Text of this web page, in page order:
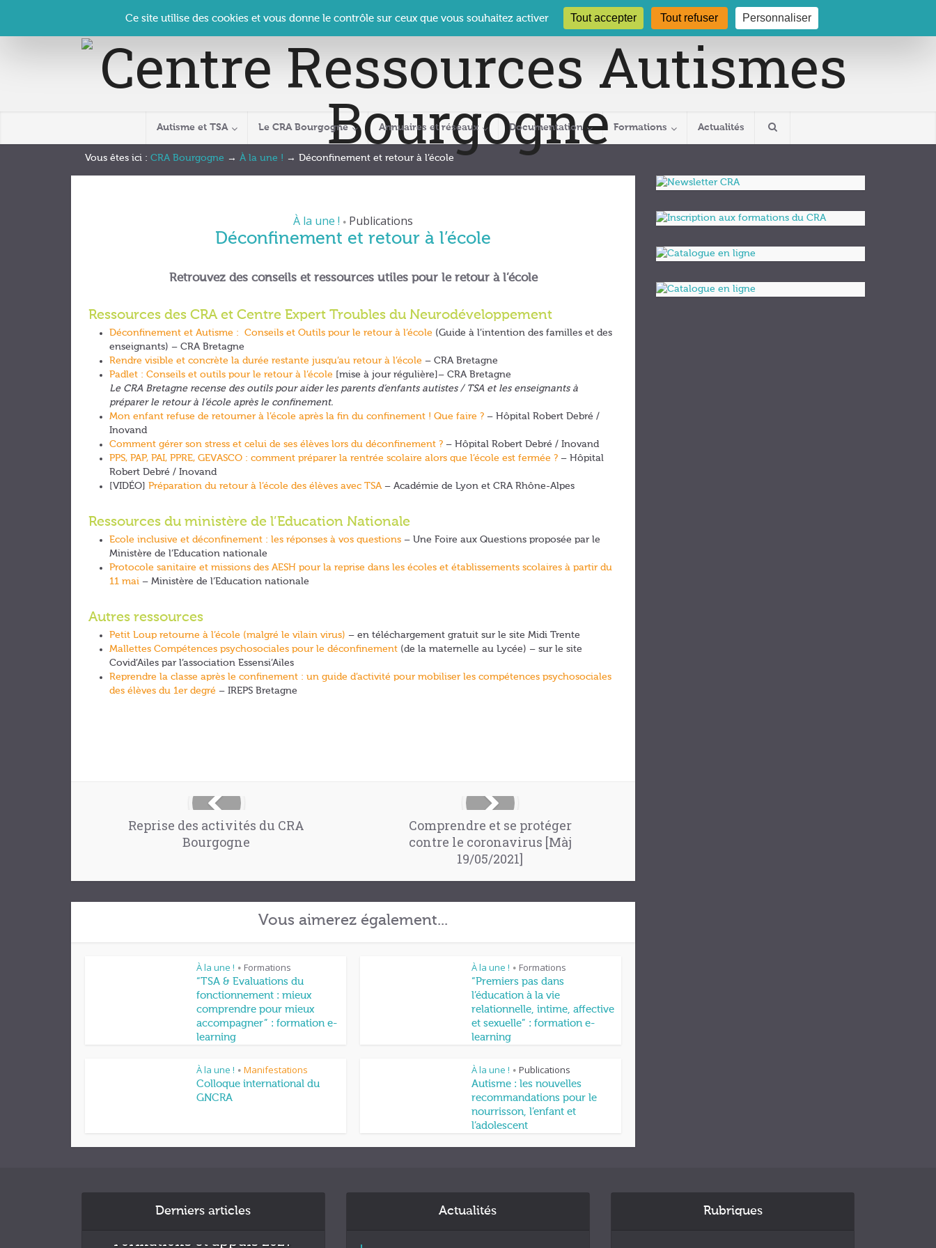
Contact Se connecter | CRA Bourgogne – Le Clos des Présidents – 19-21 rue Coty – 21 000 DIJON cra@crabourgogne.org 03 80 29 54 19
Autisme et TSA Le CRA Bourgogne Annuaires et réseaux Documentation Formations Actualités
Vous êtes ici : CRA Bourgogne → À la une ! → Déconfinement et retour à l’école
À la une ! • Publications
Déconfinement et retour à l’école
Retrouvez des conseils et ressources utiles pour le retour à l’école
Ressources des CRA et Centre Expert Troubles du Neurodéveloppement
Déconfinement et Autisme : Conseils et Outils pour le retour à l’école (Guide à l’intention des familles et des
enseignants) – CRA Bretagne
Rendre visible et concrète la durée restante jusqu’au retour à l’école – CRA Bretagne
Padlet : Conseils et outils pour le retour à l’école [mise à jour régulière]– CRA Bretagne
Le CRA Bretagne recense des outils pour aider les parents d’enfants autistes / TSA et les enseignants à
préparer le retour à l’école après le confinement.
Mon enfant refuse de retourner à l’école après la fin du confinement ! Que faire ? – Hôpital Robert Debré /
Inovand
Comment gérer son stress et celui de ses élèves lors du déconfinement ? – Hôpital Robert Debré / Inovand
PPS, PAP, PAI, PPRE, GEVASCO : comment préparer la rentrée scolaire alors que l’école est fermée ? – Hôpital
Robert Debré / Inovand
[VIDÉO]
Préparation du retour à l’école des élèves avec TSA– Académie de Lyon et CRA Rhône-Alpes
Ressources du ministère de l’Education Nationale
Ecole inclusive et déconfinement : les réponses à vos questions – Une Foire aux Questions proposée par le
Ministère de l’Education nationale
Protocole sanitaire et missions des AESH pour la reprise dans les écoles et établissements scolaires à partir du
11 mai – Ministère de l’Education nationale
Autres ressources
Petit Loup retourne à l’école (malgré le vilain virus) – en téléchargement gratuit sur le site Midi Trente
Mallettes Compétences psychosociales pour le déconfinement (de la maternelle au Lycée) – sur le site
Covid’Ailes par l’association Essensi’Ailes
Reprendre la classe après le confinement : un guide d’activité pour mobiliser les compétences psychosociales
des élèves du 1er degré – IREPS Bretagne
Reprise des activités du CRA
Bourgogne
Comprendre et se protéger
contre le coronavirus [Màj
19/05/2021]
Vous aimerez également...
À la une ! • Formations
“TSA & Evaluations du
fonctionnement : mieux
comprendre pour mieux
accompagner” : formation e-
learning
À la une ! • Formations
“Premiers pas dans
l’éducation à la vie
relationnelle, intime, affective
et sexuelle” : formation e-
learning
À la une ! • Manifestations
Colloque international du
GNCRA
À la une ! • Publications
Autisme : les nouvelles
recommandations pour le
nourrisson, l’enfant et
l’adolescent
Derniers articles
Formations et appuis 2027
Actualités Rubriques
Ce site utilise des cookies et vous donne le contrôle sur ceux que vous souhaitez activer Tout accepter Tout refuser Personnaliser